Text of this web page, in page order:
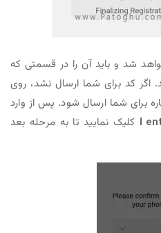
شد و باید آن را در قسمتی که
اگر کد برای شما ارسال نشد، روی
برای شما ارسال شود. پس از وارد
I کلیک نمایید تا به مرحله بعد